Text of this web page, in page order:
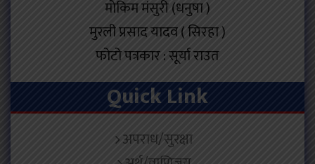
मोकिम मंसुरी (धनुषा )
मुरली प्रसाद यादव ( सिरहा )
फोटो पत्रकार : सूर्या राउत
Quick Link
अपराध/सुरक्षा